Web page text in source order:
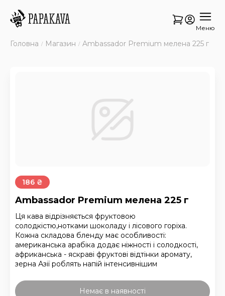
Меню
Головна Магазин Ambassador Premium мелена 225 г
186 ₴
Ambassador Premium мелена 225 г
Ця кава відрізняється фруктовою
солодкістю,нотками шоколаду і лісового горіха.
Кожна складова бленду має особливості:
американська арабіка додає ніжності і солодкості,
африканська - яскраві фруктові відтінки аромату,
зерна Азії роблять напій інтенсивнішим
Немає в наявності